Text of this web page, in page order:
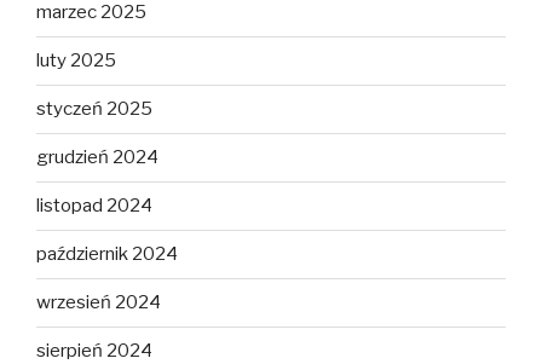
marzec 2025
luty 2025
styczeń 2025
grudzień 2024
listopad 2024
październik 2024
wrzesień 2024
sierpień 2024